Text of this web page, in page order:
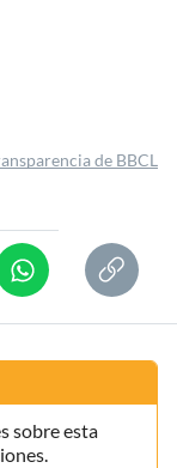
de BBCL
sobre esta